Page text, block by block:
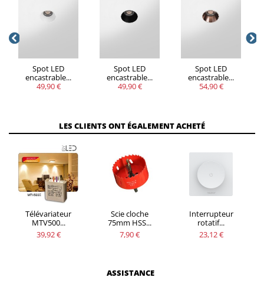
Spot LED
encastrable...
49,90 €
Spot LED
encastrable...
49,90 €
Spot LED
encastrable...
54,90 €
LES CLIENTS ONT ÉGALEMENT ACHETÉ
Télévariateur
MTV500...
39,92 €
Scie cloche
75mm HSS...
7,90 €
Interrupteur
rotatif...
23,12 €
ASSISTANCE